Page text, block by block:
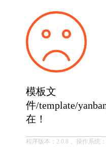
模板文
件/template/
在！
程序版本：2.0.8， 操作系统